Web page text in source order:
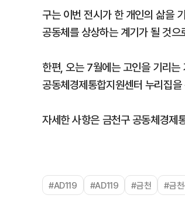
구는 이번 전시가 한 개인의 삶을
공동체를 상상하는 계기가 될 것으
한편, 오는 7월에는 고인을 기리
공동체경제통합지원센터 누리집
자세한 사항은 금천구 공동체경
#AD119 #AD119 #금천 #금